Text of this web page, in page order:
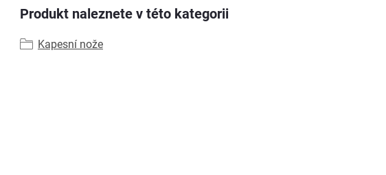
Produkt naleznete v této kategorii
Kapesní nože